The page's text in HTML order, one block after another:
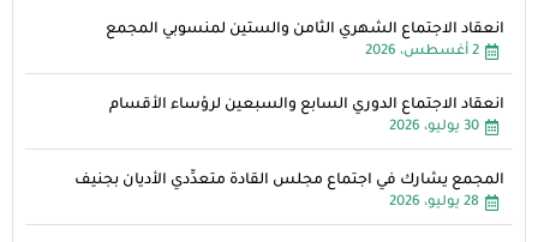
انعقاد الاجتماع الشهري الثامن والستين لمنسوبي المجمع
2 أغسطس، 2026
انعقاد الاجتماع الدوري السابع والسبعين لرؤساء الأقسام
30 يوليو، 2026
المجمع يشارك في اجتماع مجلس القادة متعدِّدي الأديان بجنيف
28 يوليو، 2026